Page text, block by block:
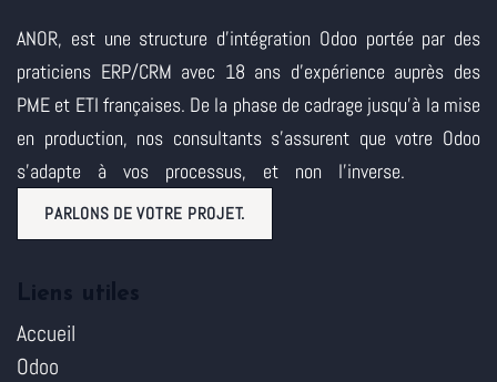
ANOR, est une structure d'intégration Odoo portée par des
praticiens ERP/CRM avec 18 ans d'expérience auprès des
PME et ETI françaises. De la phase de cadrage jusqu'à la mise
en production, nos consultants s'assurent que votre Odoo
s'adapte à vos processus, et non l'inverse.
PARLONS DE VOTRE PROJET.
Accueil
Odoo